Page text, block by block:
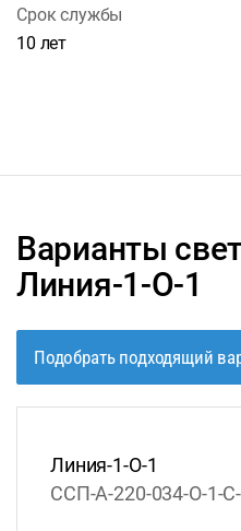
Срок службы
10 лет
Варианты
Линия-1-О-1
Подобрать подходящий
Линия-1-О-1
ССП-А-220-034-О-1-